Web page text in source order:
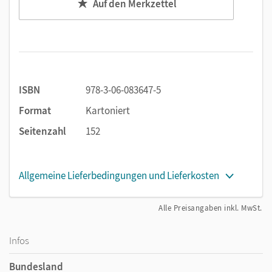
Regenbogenaufgaben
und macht ihnen deutlich, dass sie Verantwortung für
Auf den Merkzettel
ISBN
978-3-06-083647-5
Format
Kartoniert
Seitenzahl
152
Allgemeine Lieferbedingungen und Lieferkosten
Alle Preisangaben inkl. MwSt.
Infos
Bundesland